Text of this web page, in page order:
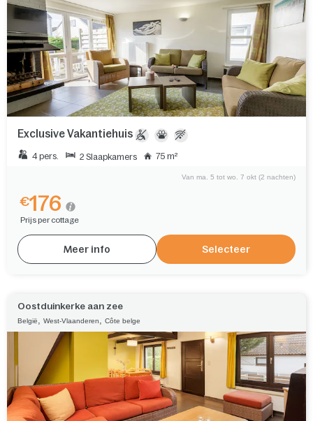
Exclusive Vakantiehuis
4 pers. 2 Slaapkamers 75 m²
Van ma. 5 tot wo. 7 okt (2 nachten)
€176
Prijs per cottage
Meer info Selecteer
Oostduinkerke aan zee
België West-Vlaanderen Côte belge